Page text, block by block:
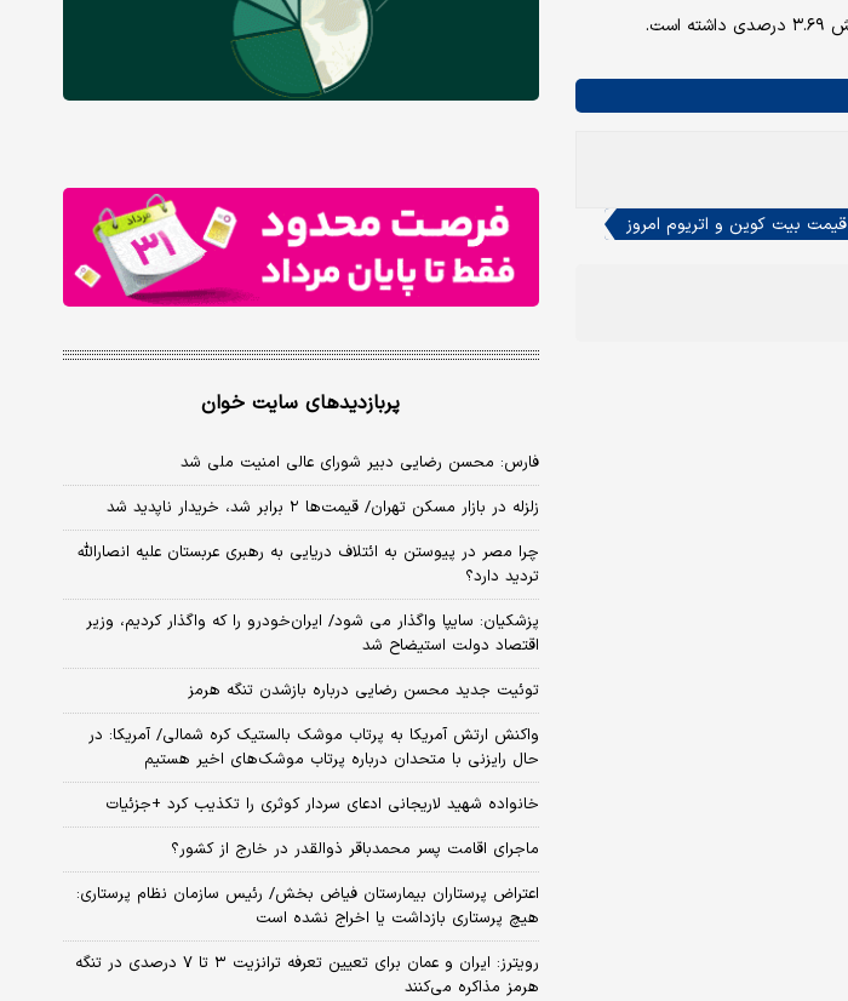
قیمت بیت کوین و اتریوم امروز
پربازدیدهای سایت خوان
فارس: محسن رضایی دبیر شورای عالی امنیت ملی شد
زلزله در بازار مسکن تهران/ قیمت‌ها ۲ برابر شد، خریدار ناپدید شد
چرا مصر در پیوستن به ائتلاف دریایی به رهبری عربستان علیه انصارالله
تردید دارد؟
پزشکیان: سایپا واگذار می شود/ ایران‌خودرو را که واگذار کردیم، وزیر
اقتصاد دولت استیضاح شد
توئیت جدید محسن رضایی درباره بازشدن تنگه هرمز
واکنش ارتش آمریکا به پرتاب موشک بالستیک کره شمالی/ آمریکا: در
حال رایزنی با متحدان درباره پرتاب موشک‌های اخیر هستیم
خانواده شهید لاریجانی ادعای سردار کوثری را تکذیب کرد +جزئیات
ماجرای اقامت پسر محمدباقر ذوالقدر در خارج از کشور؟
اعتراض پرستاران بیمارستان فیاض بخش/ رئیس سازمان نظام پرستاری:
هیچ پرستاری بازداشت یا اخراج نشده است
رویترز: ایران و عمان برای تعیین تعرفه ترانزیت ۳ تا ۷ درصدی در تنگه
هرمز مذاکره می‌کنند